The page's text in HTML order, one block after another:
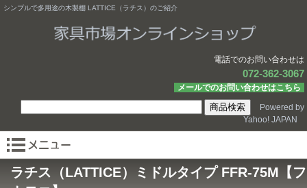
シンプルで多用途の木製棚 LATTICE（ラチス）のご紹介
電話でのお問い合わせは
072-362-3067
メールでのお問い合わせはこちら
Powered by
Yahoo! JAPAN
ラチス（LATTICE）ミドルタイプ FFR-75M【フ